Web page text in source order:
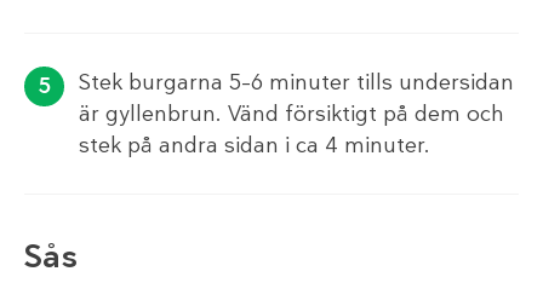
Stek burgarna 5–6 minuter tills undersidan
är gyllenbrun. Vänd försiktigt på dem och
stek på andra sidan i ca 4 minuter.
Sås